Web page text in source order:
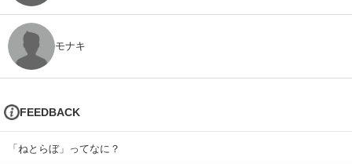
モナキ
FEEDBACK
「ねとらぼ」ってなに？